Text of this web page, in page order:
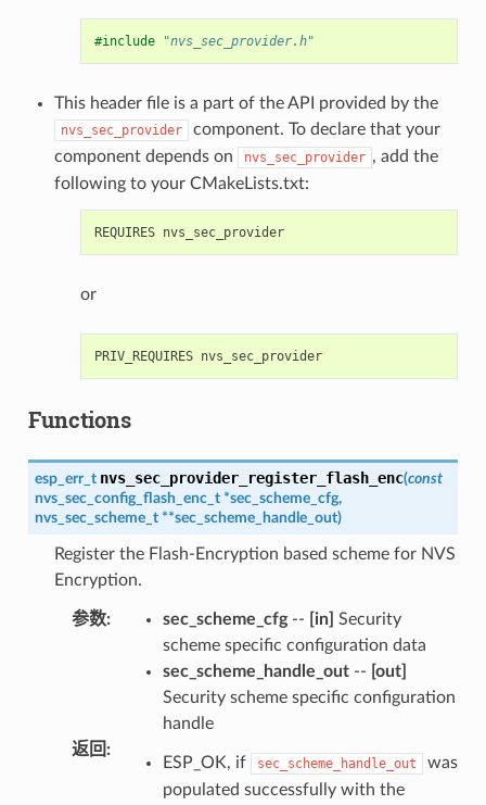
#include "nvs_sec_provider.h"
This header file is a part of the API provided by the
nvs_sec_provider
component. To declare that your
component depends on
nvs_sec_provider , add the
following to your CMakeLists.txt:
REQUIRES nvs_sec_provider
or
PRIV_REQUIRES nvs_sec_provider
Functions
esp_err_t nvs_sec_provider_register_flash_enc(const
nvs_sec_config_flash_enc_t *sec_scheme_cfg,
nvs_sec_scheme_t **sec_scheme_handle_out)
Register the Flash-Encryption based scheme for NVS
Encryption.
参数: sec_scheme_cfg-- [in] Security
scheme specific configuration data
sec_scheme_handle_out-- [out]
Security scheme specific configuration
handle
返回 :
ESP_OK, if sec_scheme_handle_out
was
populated successfully with the